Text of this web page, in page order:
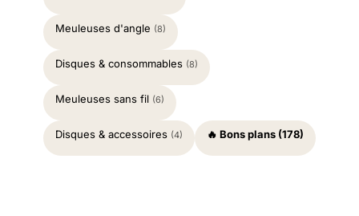
Meuleuses d'angle (8)
Disques & consommables (8)
Meuleuses sans fil (6)
Disques & accessoires (4) 🔥 Bons plans (178)